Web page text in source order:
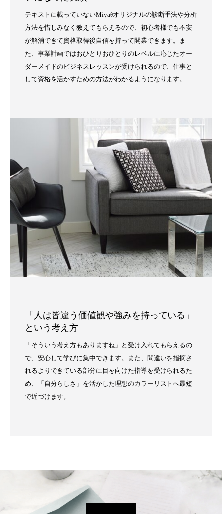
テキストに載っていないMiyaθオリジナルの診断手法や分析
方法を惜しみなく教えてもらえるので、初心者様でも不安
が解消できて資格取得後自信を持って開業できます。ま
た、事業計画ではおひとりおひとりのレベルに応じたオー
ダーメイドのビジネスレッスンが受けられるので、仕事と
して資格を活かすための方法がわかるようになります。
「人は皆違う価値観や強みを持っている」
という考え方
「そういう考え方もありますね」と受け入れてもらえるの
で、安心して学びに集中できます。また、間違いを指摘さ
れるよりできている部分に目を向けた指導を受けられるた
め、「自分らしさ」を活かした理想のカラーリストへ最短
で近づけます。